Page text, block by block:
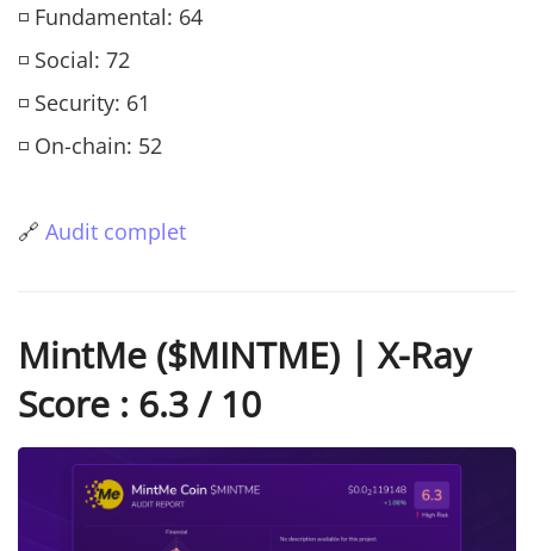
◽ Fundamental: 64
◽ Social: 72
◽ Security: 61
◽ On-chain: 52
🔗 Audit complet
MintMe ($MINTME) | X-Ray
Score : 6.3 / 10